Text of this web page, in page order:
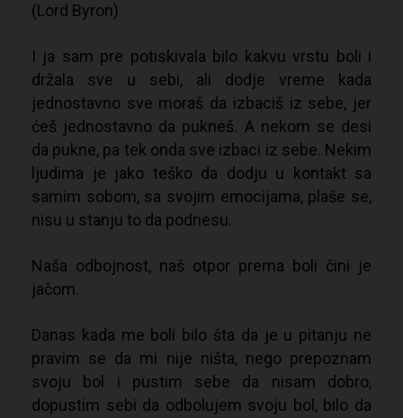
(Lord Byron)
I ja sam pre potiskivala bilo kakvu vrstu boli i
držala sve u sebi, ali dodje vreme kada
jednostavno sve moraš da izbaciš iz sebe, jer
ćeš jednostavno da pukneš. A nekom se desi
da pukne, pa tek onda sve izbaci iz sebe. Nekim
ljudima je jako teško da dodju u kontakt sa
samim sobom, sa svojim emocijama, plaše se,
nisu u stanju to da podnesu.
Naša odbojnost, naš otpor prema boli čini je
jačom.
Danas kada me boli bilo šta da je u pitanju ne
pravim se da mi nije ništa, nego prepoznam
svoju bol i pustim sebe da nisam dobro,
dopustim sebi da odbolujem svoju bol, bilo da